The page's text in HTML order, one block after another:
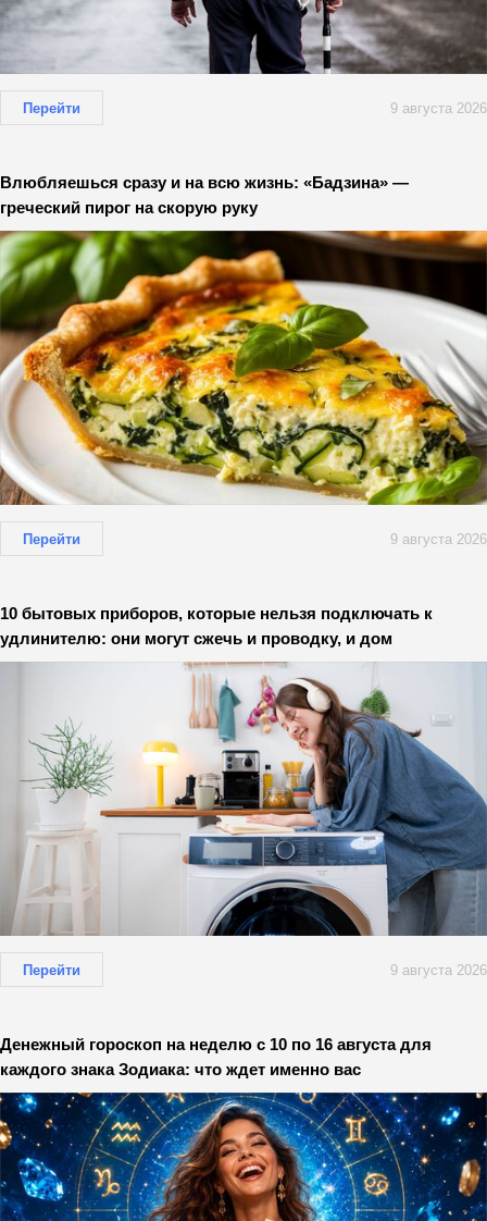
Перейти 9 августа 2026
Влюбляешься сразу и на всю жизнь: «Бадзина» —
греческий пирог на скорую руку
Перейти 9 августа 2026
10 бытовых приборов, которые нельзя подключать к
удлинителю: они могут сжечь и проводку, и дом
Перейти 9 августа 2026
Денежный гороскоп на неделю с 10 по 16 августа для
каждого знака Зодиака: что ждет именно вас